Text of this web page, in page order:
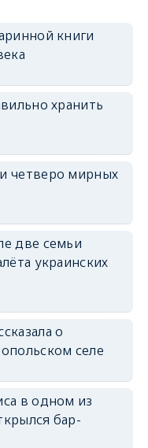
erid: 2SDnjdvhGXG
книги
хранить
четверо мирных
две семьи
украинских
о
селе
в одном из
бар-